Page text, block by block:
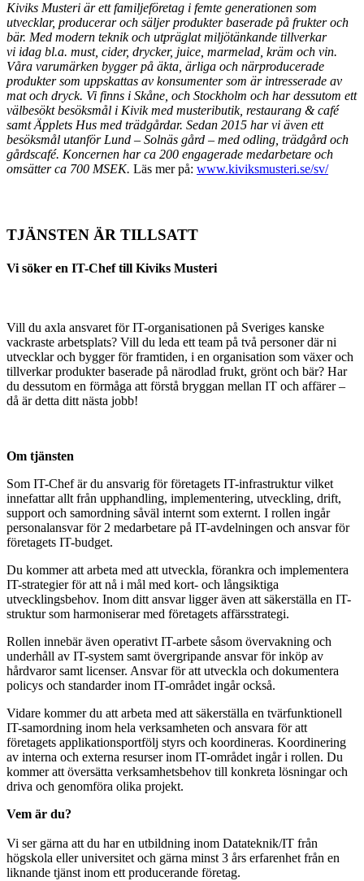
Kiviks Musteri är ett familjeföretag i femte generationen som
utvecklar, producerar och säljer produkter baserade på frukter och
bär. Med modern teknik och utpräglat miljötänkande tillverkar
vi idag bl.a. must, cider, drycker, juice, marmelad, kräm och vin.
Våra varumärken bygger på äkta, ärliga och närproducerade
produkter som uppskattas av konsumenter som är intresserade av
mat och dryck. Vi finns i Skåne, och Stockholm och har dessutom ett
välbesökt besöksmål i Kivik med musteributik, restaurang & café
samt Äpplets Hus med trädgårdar. Sedan 2015 har vi även ett
besöksmål utanför Lund – Solnäs gård – med odling, trädgård och
gårdscafé. Koncernen har ca 200 engagerade medarbetare och
omsätter ca 700 MSEK. Läs mer på: www.kiviksmusteri.se/sv/
TJÄNSTEN ÄR TILLSATT
Vi söker en IT-Chef till Kiviks Musteri
Vill du axla ansvaret för IT-organisationen på Sveriges kanske
vackraste arbetsplats? Vill du leda ett team på två personer där ni
utvecklar och bygger för framtiden, i en organisation som växer och
tillverkar produkter baserade på närodlad frukt, grönt och bär? Har
du dessutom en förmåga att förstå bryggan mellan IT och affärer –
då är detta ditt nästa jobb!
Om tjänsten
Som IT-Chef är du ansvarig för företagets IT-infrastruktur vilket
innefattar allt från upphandling, implementering, utveckling, drift,
support och samordning såväl internt som externt. I rollen ingår
personalansvar för 2 medarbetare på IT-avdelningen och ansvar för
företagets IT-budget.
Du kommer att arbeta med att utveckla, förankra och implementera
IT-strategier för att nå i mål med kort- och långsiktiga
utvecklingsbehov. Inom ditt ansvar ligger även att säkerställa en IT-
struktur som harmoniserar med företagets affärsstrategi.
Rollen innebär även operativt IT-arbete såsom övervakning och
underhåll av IT-system samt övergripande ansvar för inköp av
hårdvaror samt licenser. Ansvar för att utveckla och dokumentera
policys och standarder inom IT-området ingår också.
Vidare kommer du att arbeta med att säkerställa en tvärfunktionell
IT-samordning inom hela verksamheten och ansvara för att
företagets applikationsportfölj styrs och koordineras. Koordinering
av interna och externa resurser inom IT-området ingår i rollen. Du
kommer att översätta verksamhetsbehov till konkreta lösningar och
driva och genomföra olika projekt.
Vem är du?
Vi ser gärna att du har en utbildning inom Datateknik/IT från
högskola eller universitet och gärna minst 3 års erfarenhet från en
liknande tjänst inom ett producerande företag.